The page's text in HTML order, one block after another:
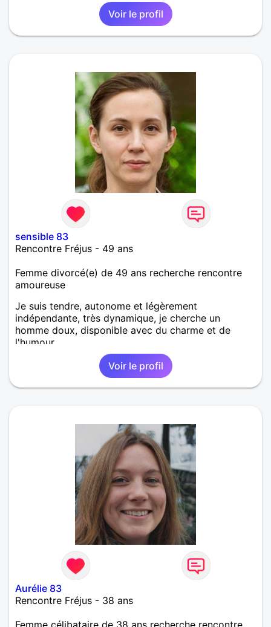
Voir le profil
sensible 83
Rencontre Fréjus - 49 ans
Femme divorcé(e) de 49 ans recherche rencontre
amoureuse
Je suis tendre, autonome et légèrement
indépendante, très dynamique, je cherche un
homme doux, disponible avec du charme et de
l'humour.
Voir le profil
Aurélie 83
Rencontre Fréjus - 38 ans
Femme célibataire de 38 ans recherche rencontre